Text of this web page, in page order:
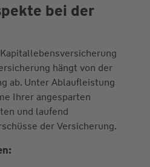
bei der
hängt von der
ab. Unter Ablaufleistung
Ihrer angesparten
und laufend
der Versicherung.